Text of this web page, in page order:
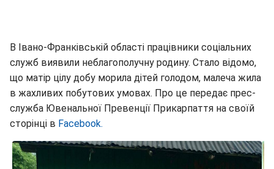
В Івано-Франківській області працівники соціальних
служб виявили неблагополучну родину. Стало відомо,
що матір цілу добу морила дітей голодом, малеча жила
в жахливих побутових умовах. Про це передає прес-
служба Ювенальної Превенції Прикарпаття на своїй
сторінці в Facebook.